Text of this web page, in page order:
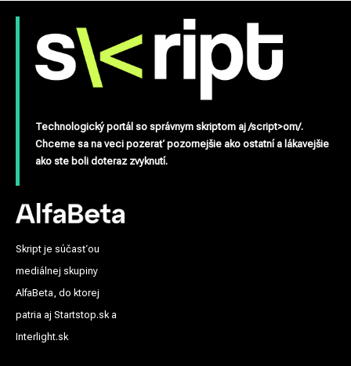
Technologický portál so správnym skriptom aj /script>om/.
Chceme sa na veci pozerať pozornejšie ako ostatní a lákavejšie
ako ste boli doteraz zvyknutí.
Skript je súčasťou
mediálnej skupiny
AlfaBeta, do ktorej
patria aj Startstop.sk a
Interlight.sk